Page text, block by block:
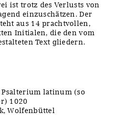
ist trotz des Verlusts von
einzuschätzen. Der
aus 14 prachtvollen,
Initialen, die den vom
Text gliedern.
latinum (so
1020
Wolfenbüttel